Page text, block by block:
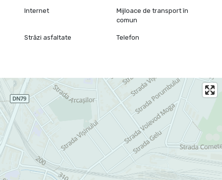
Internet
Mijloace de transport în
comun
Străzi asfaltate Telefon